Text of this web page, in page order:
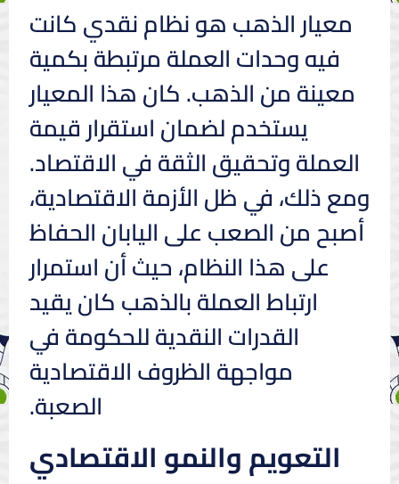
معيار الذهب هو نظام نقدي كانت
فيه وحدات العملة مرتبطة بكمية
معينة من الذهب. كان هذا المعيار
يستخدم لضمان استقرار قيمة
العملة وتحقيق الثقة في الاقتصاد.
ومع ذلك، في ظل الأزمة الاقتصادية،
أصبح من الصعب على اليابان الحفاظ
على هذا النظام، حيث أن استمرار
ارتباط العملة بالذهب كان يقيد
القدرات النقدية للحكومة في
مواجهة الظروف الاقتصادية
الصعبة.
التعويم والنمو الاقتصادي